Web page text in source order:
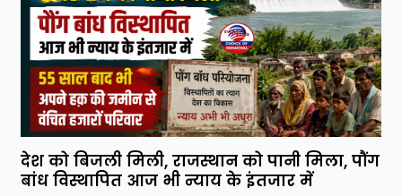
देश को बिजली मिली, राजस्थान को पानी मिला, पौंग
बांध विस्थापित आज भी न्याय के इंतजार में